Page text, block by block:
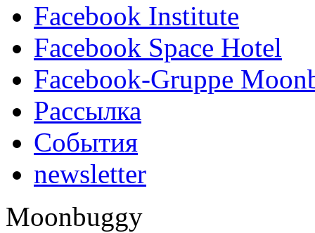
Facebook Institute
Facebook Space Hotel
Facebook-Gruppe
Рассылка
События
newsletter
Moonbuggy